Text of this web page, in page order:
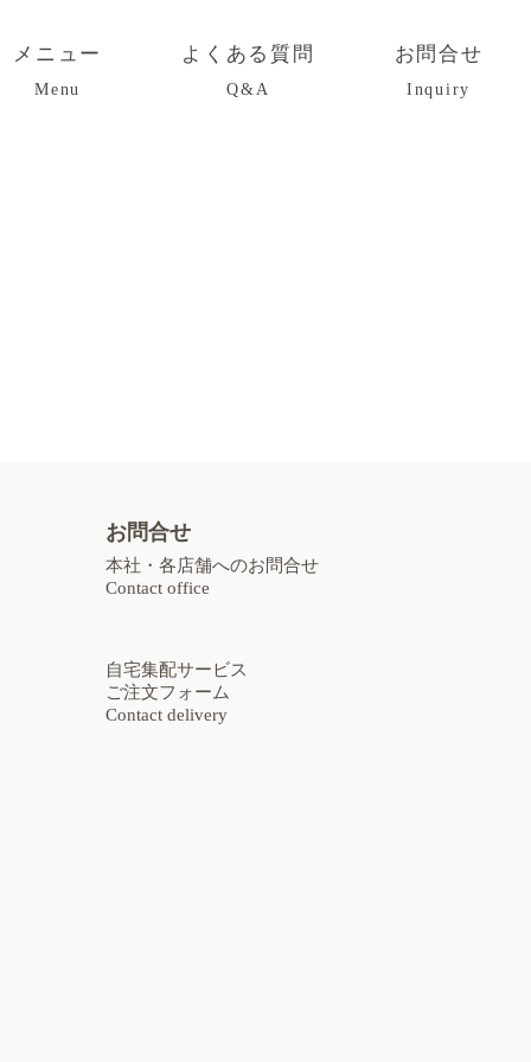
メニュー
Menu
よくある質問
Q&A
お問合せ
Inquiry
お問合せ
本社・各店舗へのお問合せ
Contact office
自宅集配サービス
ご注文フォーム
Contact delivery